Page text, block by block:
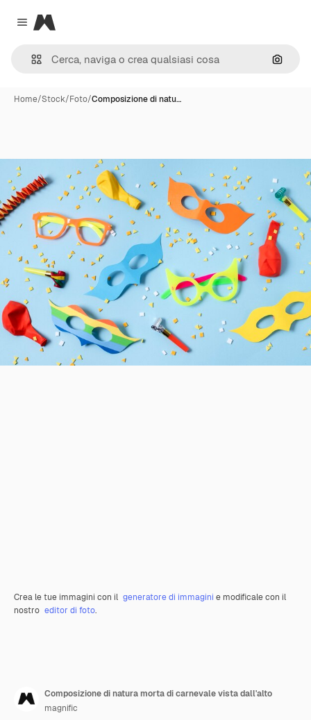
Close menu
Magnific
Cerca
Home/Stock/Foto/Composizione di natu…
Crea le tue immagini con il generatore di immagini e modificale con il
nostro editor di foto.
Composizione di natura morta di carnevale vista dall'alto
magnific